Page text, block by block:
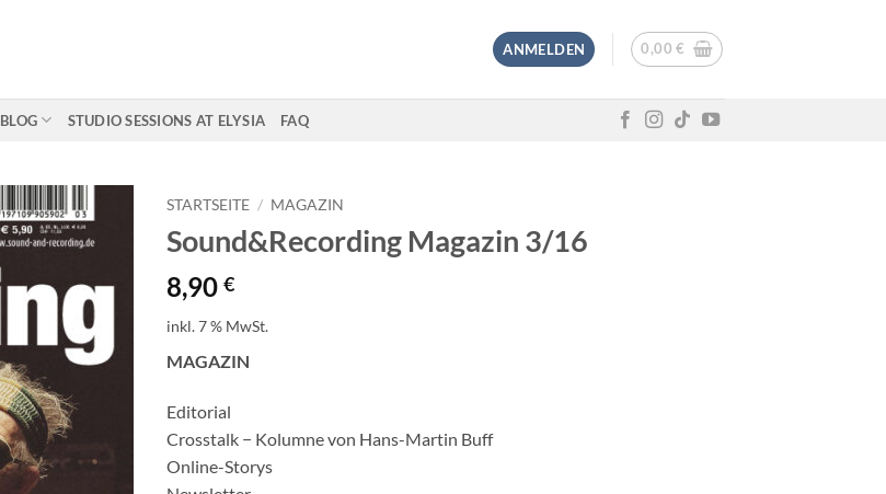
ANMELDEN 0,00€
BLOG STUDIO SESSIONS AT ELYSIA FAQ
STARTSEITE / MAGAZIN
Sound&Recording Magazin 3/16
8,90 €
inkl. 7 % MwSt.
MAGAZIN
Editorial
Crosstalk − Kolumne von Hans-Martin Buff
Online-Storys